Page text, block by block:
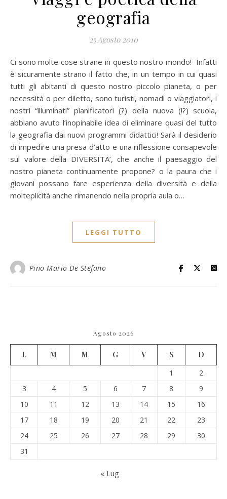
geografia
25 Agosto 2010
Ci sono molte cose strane in questo nostro mondo! Infatti
è sicuramente strano il fatto che, in un tempo in cui quasi
tutti gli abitanti di questo nostro piccolo pianeta, o per
necessità o per diletto, sono turisti, nomadi o viaggiatori, i
nostri “illuminati” pianificatori (?) della nuova (!?) scuola,
abbiano avuto l’inopinabile idea di eliminare quasi del tutto
la geografia dai nuovi programmi didattici! Sarà il desiderio
di impedire una presa d’atto e una riflessione consapevole
sul valore della DIVERSITA’, che anche il paesaggio del
nostro pianeta continuamente propone? o la paura che i
giovani possano fare esperienza della diversità e della
molteplicità anche rimanendo nella propria aula o…
LEGGI TUTTO
Pino Mario De Stefano
Agosto 2026
L M M G V S
D
1
2
3
4 5 6 7 8
9
10
11 12 13 14 15
16
17
18 19 20 21 22
23
24
25 26 27 28 29
30
31
« Lug